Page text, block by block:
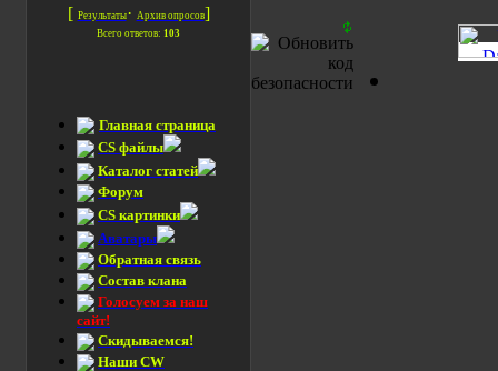
[ Результаты· Архив опросов]
Всего ответов: 103
Главная страница
CS файлы
Каталог статей
Форум
CS картинки
Аватары
Обратная связь
Состав клана
Голосуем за наш
сайт!
Скидываемся!
Наши CW